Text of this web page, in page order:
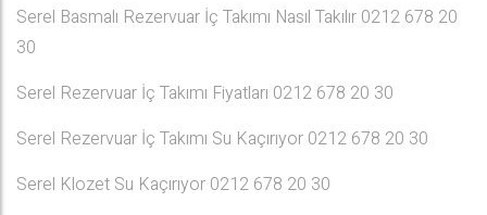
Serel Basmalı Rezervuar İç Takımı Nasıl Takılır 0212 678 20
30
Serel Rezervuar İç Takımı Fiyatları 0212 678 20 30
Serel Rezervuar İç Takımı Su Kaçırıyor 0212 678 20 30
Serel Klozet Su Kaçırıyor 0212 678 20 30